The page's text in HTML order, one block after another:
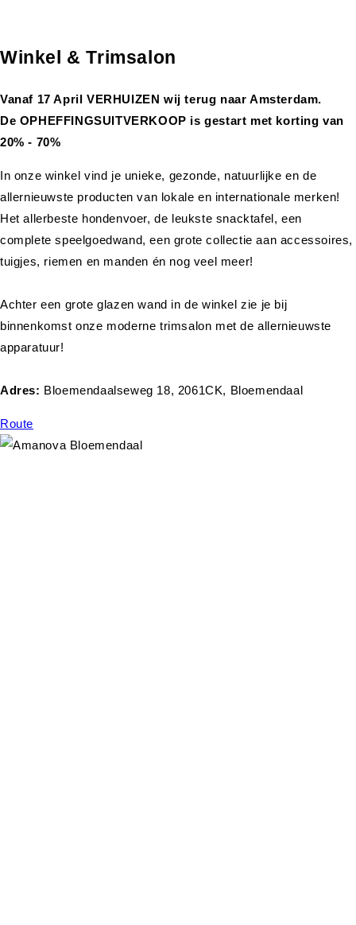
Winkel & Trimsalon
Vanaf 17 April VERHUIZEN wij terug naar Amsterdam.
De OPHEFFINGSUITVERKOOP is gestart met korting van
20% - 70%
In onze winkel vind je unieke, gezonde, natuurlijke en de
allernieuwste producten van lokale en internationale merken!
Het allerbeste hondenvoer, de leukste snacktafel, een
complete speelgoedwand, een grote collectie aan accessoires,
tuigjes, riemen en manden én nog veel meer!
Achter een grote glazen wand in de winkel zie je bij
binnenkomst onze moderne trimsalon met de allernieuwste
apparatuur!
Adres: Bloemendaalseweg 18, 2061CK, Bloemendaal
Route